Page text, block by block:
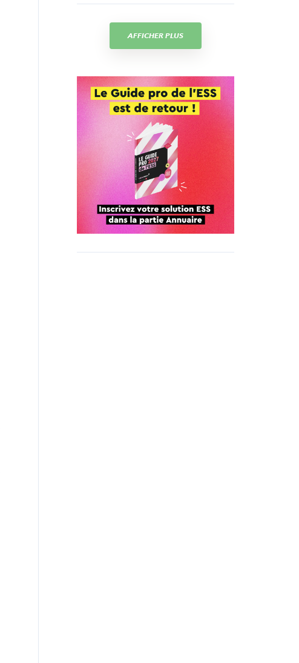
AFFICHER PLUS